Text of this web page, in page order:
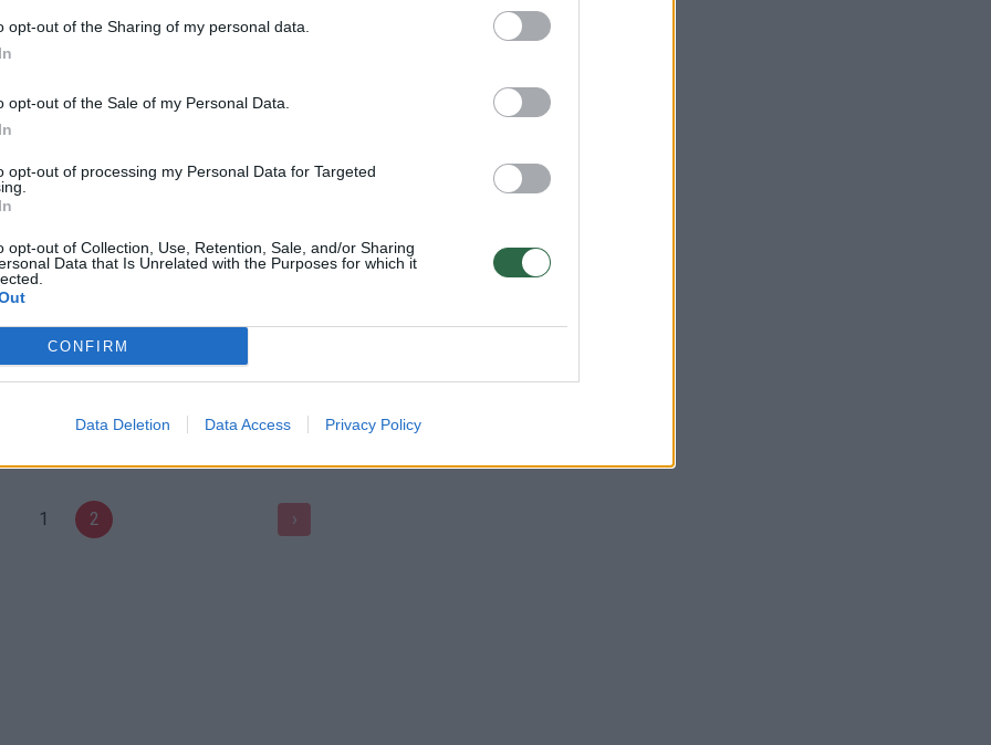
opt-out of the Sharing of my personal data.
opt-out of the Sale of my Personal Data.
opt-out of processing my Personal Data for Targeted
opt-out of Collection, Use, Retention, Sale, and/or Sharing
Data that Is Unrelated with the Purposes for which it
CONFIRM
Data Deletion Data Access Privacy Policy
00:01:56
– žinia apie
pagalbos
Lietuvos diena
Žinios
įtariami ligoninės
darbuotojus?
diena
vadovus, atliktos kratos
Žinios
1 2 ›